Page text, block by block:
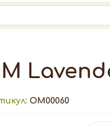
ОМ00060